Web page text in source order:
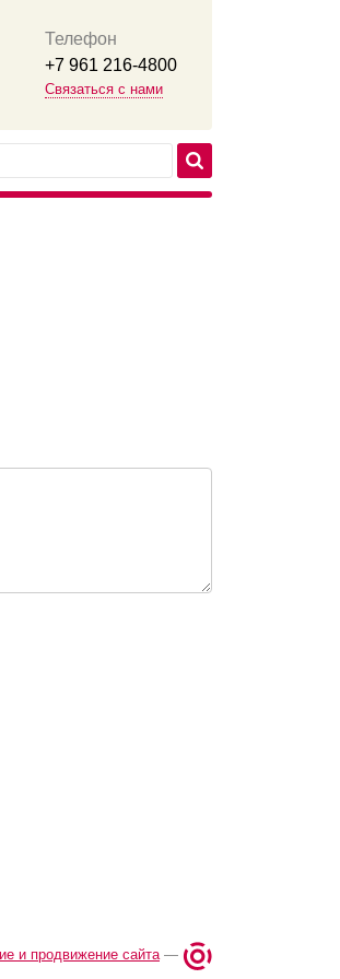
Телефон
+7 961 216-4800
Связаться с нами
и продвижение сайта—